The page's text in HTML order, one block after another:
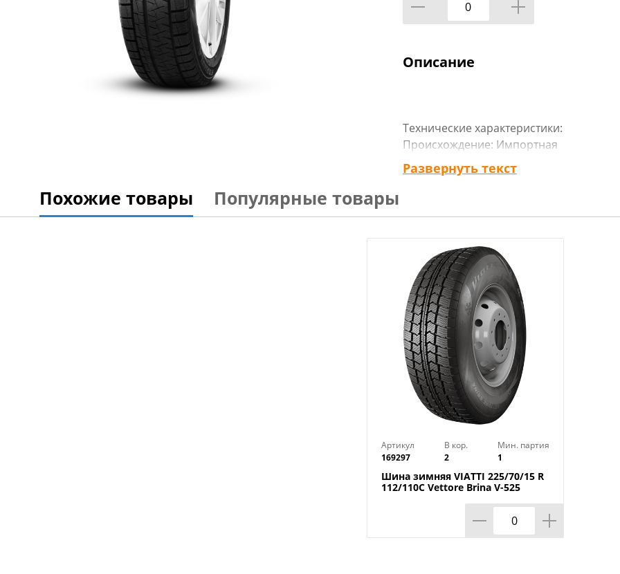
Описание
Технические характеристики:
Происхождение: Импортная
Сезон резины: Зимняя
Марка: Формула
Профиль: 60
Шипы: _
Индекс скорости: T
Индекс нагрузки: 104
Развернуть текст
Похожие товары Популярные товары
Артикул
169297
В кор.
2
Мин. партия
1
Шина зимняя VIATTI 225/70/15 R
112/110C Vettore Brina V-525